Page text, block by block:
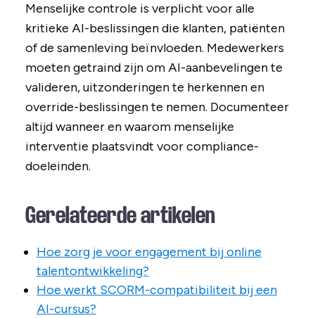
Menselijke controle is verplicht voor alle
kritieke AI-beslissingen die klanten, patiënten
of de samenleving beïnvloeden. Medewerkers
moeten getraind zijn om AI-aanbevelingen te
valideren, uitzonderingen te herkennen en
override-beslissingen te nemen. Documenteer
altijd wanneer en waarom menselijke
interventie plaatsvindt voor compliance-
doeleinden.
Gerelateerde artikelen
Hoe zorg je voor engagement bij online
talentontwikkeling?
Hoe werkt SCORM-compatibiliteit bij een
AI-cursus?